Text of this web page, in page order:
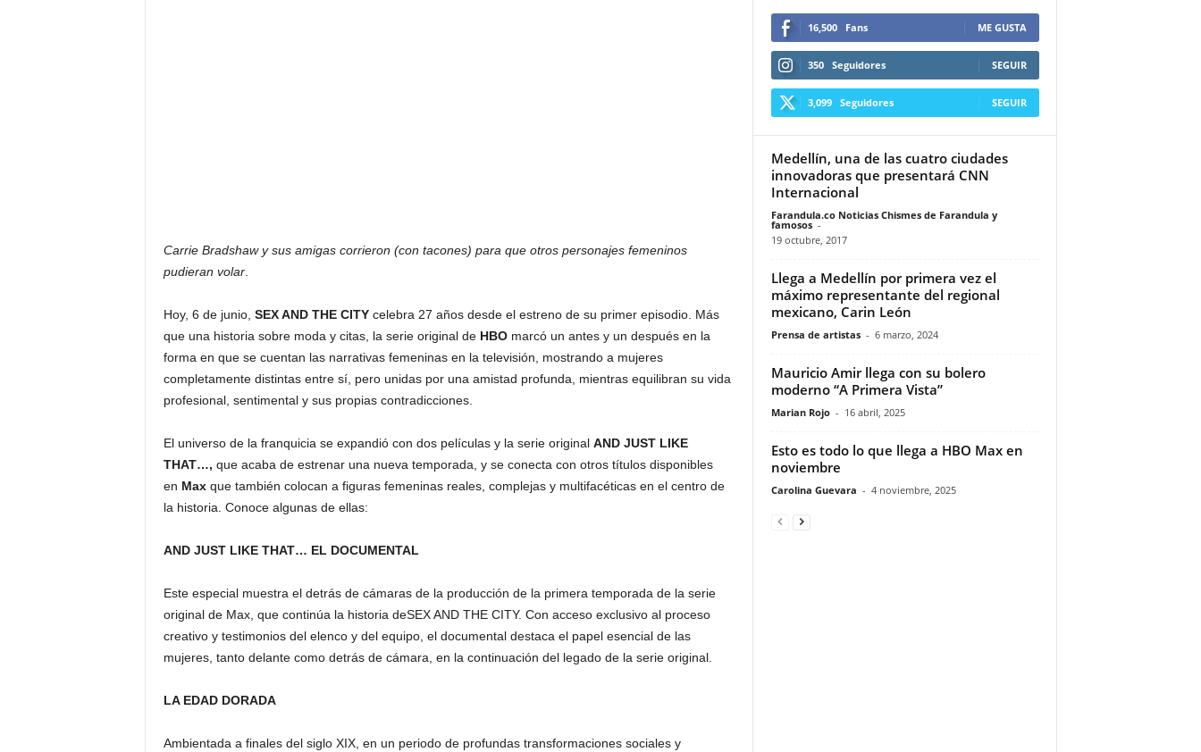
Carrie Bradshaw y sus amigas corrieron (con tacones) para que otros personajes femeninos
pudieran volar.
Hoy, 6 de junio, SEX AND THE CITYcelebra 27 años desde el estreno de su primer episodio. Más
que una historia sobre moda y citas, la serie original de HBOmarcó un antes y un después en la
forma en que se cuentan las narrativas femeninas en la televisión, mostrando a mujeres
completamente distintas entre sí, pero unidas por una amistad profunda, mientras equilibran su vida
profesional, sentimental y sus propias contradicciones.
El universo de la franquicia se expandió con dos películas y la serie original AND JUST LIKE
THAT…, que acaba de estrenar una nueva temporada, y se conecta con otros títulos disponibles
en Maxque también colocan a figuras femeninas reales, complejas y multifacéticas en el centro de
la historia. Conoce algunas de ellas:
AND JUST LIKE THAT… EL DOCUMENTAL
Este especial muestra el detrás de cámaras de la producción de la primera temporada de la serie
original de Max, que continúa la historia deSEX AND THE CITY. Con acceso exclusivo al proceso
creativo y testimonios del elenco y del equipo, el documental destaca el papel esencial de las
mujeres, tanto delante como detrás de cámara, en la continuación del legado de la serie original.
LA EDAD DORADA
Ambientada a finales del siglo XIX, en un periodo de profundas transformaciones sociales y
16,500 Fans ME GUSTA
350 Seguidores SEGUIR
3,099 Seguidores SEGUIR
Medellín, una de las cuatro ciudades
innovadoras que presentará CNN
Internacional
Farandula.co Noticias Chismes de Farandula y
famosos -
19 octubre, 2017
Llega a Medellín por primera vez el
máximo representante del regional
mexicano, Carin León
Prensa de artistas - 6 marzo, 2024
Mauricio Amir llega con su bolero
moderno “A Primera Vista”
Marian Rojo - 16 abril, 2025
Esto es todo lo que llega a HBO Max en
noviembre
Carolina Guevara - 4 noviembre, 2025